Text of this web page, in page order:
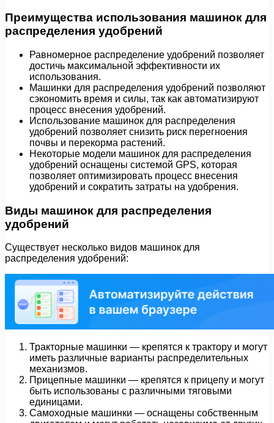
Преимущества использования машинок для
распределения удобрений
Равномерное распределение удобрений позволяет
достичь максимальной эффективности их
использования.
Машинки для распределения удобрений позволяют
сэкономить время и силы, так как автоматизируют
процесс внесения удобрений.
Использование машинок для распределения
удобрений позволяет снизить риск перегноения
почвы и перекорма растений.
Некоторые модели машинок для распределения
удобрений оснащены системой GPS, которая
позволяет оптимизировать процесс внесения
удобрений и сократить затраты на удобрения.
Виды машинок для распределения
удобрений
Существует несколько видов машинок для
распределения удобрений:
Тракторные машинки — крепятся к трактору и могут
иметь различные варианты распределительных
механизмов.
Прицепные машинки — крепятся к прицепу и могут
быть использованы с различными тяговыми
единицами.
Самоходные машинки — оснащены собственным